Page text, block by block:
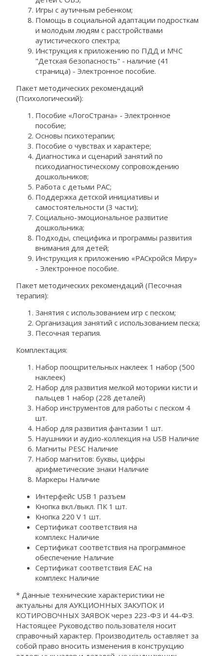
Игры с аутичным ребенком;
Помощь в социальной адаптации подросткам
и молодым людям с расстройствами
аутистического спектра;
Инструкция к приложению по ПДД и МЧС
"Детская безопасность" - наличие (41
страница) - Электронное пособие.
Пакет методических рекомендаций
(Психологический):
Пособие «ЛогоСтрана» - Электронное
пособие;
Основы психотерапии;
Пособие о чувствах и характере;
Диагностика и сценарий занятий по
психодиагностическому сопровождению
дошкольников;
Работа с детьми РАС;
Поддержка детской инициативы и
самостоятельности (3 части);
Социально-эмоциональное развитие
дошкольника;
Подходы, специфика и программы развития
внимания для детей;
Инструкция к приложению «РАСкройся Миру»
- Электронное пособие.
Пакет методических рекомендаций (Песочная
терапия):
Занятия с использованием игр с песком;
Организация занятий с использованием песка;
Песочная терапия.
Комплектация:
Набор поощрительных наклеек 1 набор (500
наклеек)
Набор для развития мелкой моторики кисти и
пальцев 1 набор (228 деталей)
Набор инструментов для работы с песком 4
шт.
Набор для развития фантазии 1 шт.
Наушники и аудио-коллекция на USB Наличие
Магниты PESC Наличие
Набор магнитов: буквы, цифры
арифметические знаки Наличие
Маркеры Наличие
Интерфейс USB 1 разъем
Кнопка вкл./выкл. ПК 1 шт.
Кнопка 220 V 1 шт.
Сертификат соответствия на
комплекс Наличие
Сертификат соответствия на программное
обеспечение Наличие
Сертификат соответствия ЕАС на
комплекс Наличие
* Данные технические характеристики не
актуальны для АУКЦИОННЫХ ЗАКУПОК И
КОТИРОВОЧНЫХ ЗАЯВОК через 223-ФЗ И 44-ФЗ.
Настоящее Руководство пользователя носит
справочный характер. Производитель оставляет за
собой право вносить изменения в конструкцию